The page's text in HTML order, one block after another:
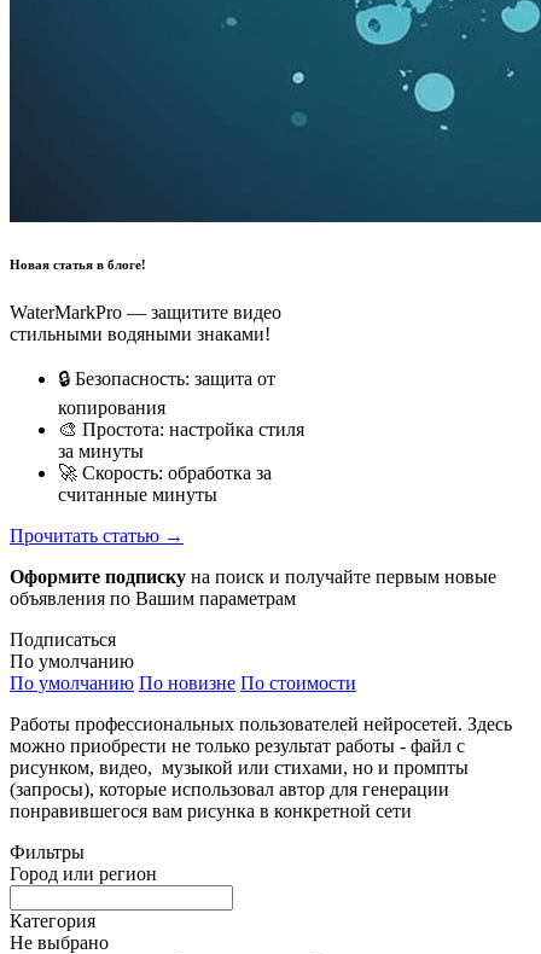
Новая статья в блоге!
WaterMarkPro — защитите видео
стильными водяными знаками!
🔒 Безопасность: защита от
копирования
🎨 Простота: настройка стиля
за минуты
🚀 Скорость: обработка за
считанные минуты
Прочитать статью →
Оформите подписку на поиск и получайте первым новые
объявления по Вашим параметрам
Подписаться
По умолчанию
По умолчанию По новизне По стоимости
Работы профессиональных пользователей нейросетей. Здесь
можно приобрести не только результат работы - файл с
рисунком, видео, музыкой или стихами, но и промпты
(запросы), которые использовал автор для генерации
понравившегося вам рисунка в конкретной сети
Фильтры
Город или регион
Категория
Не выбрано